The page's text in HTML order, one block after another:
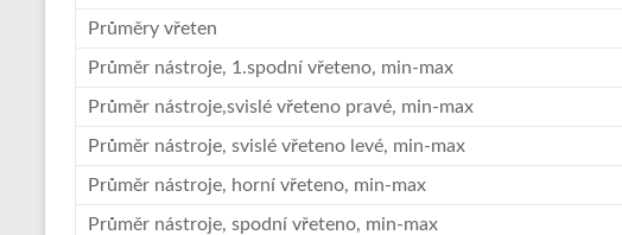
Průměry vřeten
Průměr nástroje, 1.spodní vřeteno, min-max
Průměr nástroje,svislé vřeteno pravé, min-max
Průměr nástroje, svislé vřeteno levé, min-max
Průměr nástroje, horní vřeteno, min-max
Průměr nástroje, spodní vřeteno, min-max